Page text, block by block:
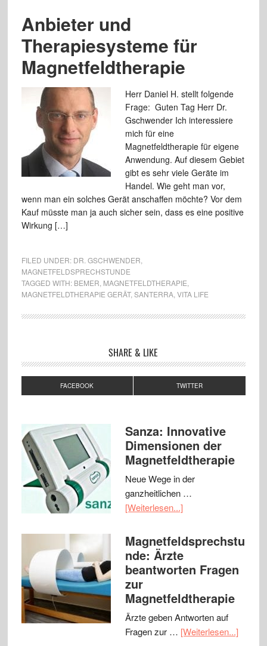
Anbieter und
Therapiesysteme für
Magnetfeldtherapie
Herr Daniel H. stellt folgende
Frage: Guten Tag Herr Dr.
Gschwender Ich interessiere
mich für eine
Magnetfeldtherapie für eigene
Anwendung. Auf diesem Gebiet
gibt es sehr viele Geräte im
Handel. Wie geht man vor,
wenn man ein solches Gerät anschaffen möchte? Vor dem
Kauf müsste man ja auch sicher sein, dass es eine positive
Wirkung […]
FILED UNDER: DR. GSCHWENDER
MAGNETFELDSPRECHSTUNDE
TAGGED WITH: BEMER MAGNETFELDTHERAPIE
MAGNETFELDTHERAPIE GERÄT, SANTERRA, VITA LIFE
SHARE & LIKE
FACEBOOK TWITTER
Sanza: Innovative
Dimensionen der
Magnetfeldtherapie
Neue Wege in der
ganzheitlichen …
[Weiterlesen...]
Magnetfeldsprechstu
nde: Ärzte
beantworten Fragen
zur
Magnetfeldtherapie
Ärzte geben Antworten auf
Fragen zur … [Weiterlesen...]